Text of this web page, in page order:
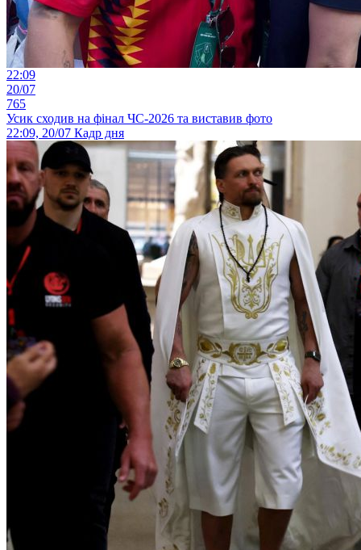
22:09
20/07
765
Усик сходив на фінал ЧС-2026 та виставив фото
22:09, 20/07 Кадр дня